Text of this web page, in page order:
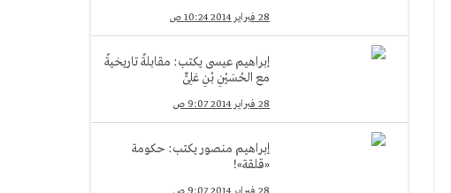
28 فبراير 2014 10:24 ص
إبراهيم عيسى يكتب: مقابلةٌ تاريخيةٌ
مع الحُسَيْنِ بْنِ عَلِىٍّ
28 فبراير 2014 9:07 ص
إبراهيم منصور يكتب: حكومة
«قلقة»!